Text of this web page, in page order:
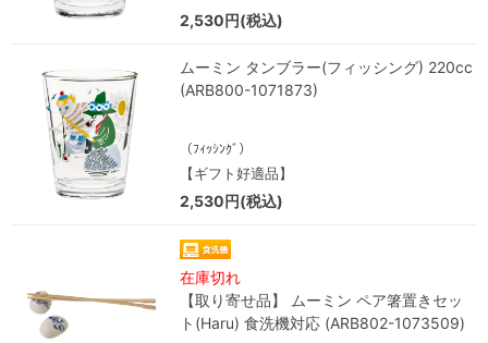
2,530円(税込)
ムーミン タンブラー(フィッシング) 220cc
(ARB800-1071873)
（ﾌｨｯｼﾝｸﾞ）
【ギフト好適品】
2,530円(税込)
在庫切れ
【取り寄せ品】 ムーミン ペア箸置きセッ
ト(Haru) 食洗機対応 (ARB802-1073509)